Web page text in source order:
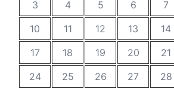
3
4 5 6 7
10
11 12 13 14
17
18 19 20 21
24
25 26 27 28